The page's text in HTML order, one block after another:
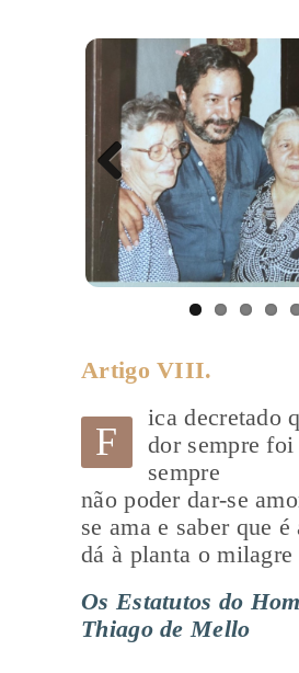
Previ
ous
Artigo VIII.
F
ica decretado
dor sempre foi
sempre
não poder dar-se
se ama e saber que é
dá à planta o
Os Estatutos do
Thiago de Mello